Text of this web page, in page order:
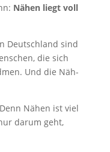
Nähen liegt voll
Deutschland sind
die sich
Und die Näh-
Nähen ist viel
darum geht,